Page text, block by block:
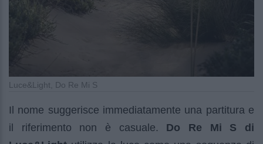
Luce&Light, Do Re Mi S
Il nome suggerisce immediatamente una partitura e
il riferimento non è casuale. Do Re Mi S di